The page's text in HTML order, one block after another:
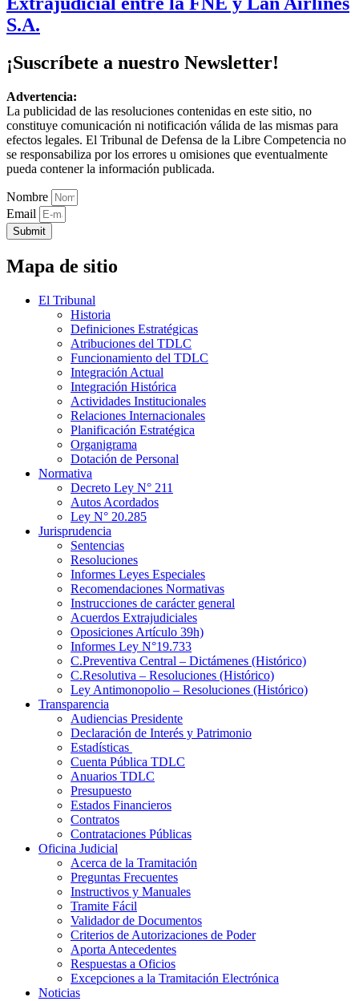
S.A.
¡Suscríbete a nuestro Newsletter!
Advertencia:
La publicidad de las resoluciones contenidas en este sitio, no
constituye comunicación ni notificación válida de las mismas para
efectos legales. El Tribunal de Defensa de la Libre Competencia no
se responsabiliza por los errores u omisiones que eventualmente
pueda contener la información publicada.
Nombre
Email
Submit
Mapa de sitio
El Tribunal
Historia
Definiciones Estratégicas
Atribuciones del TDLC
Funcionamiento del TDLC
Integración Actual
Integración Histórica
Actividades Institucionales
Relaciones Internacionales
Planificación Estratégica
Organigrama
Dotación de Personal
Normativa
Decreto Ley N° 211
Autos Acordados
Ley N° 20.285
Jurisprudencia
Sentencias
Resoluciones
Informes Leyes Especiales
Recomendaciones Normativas
Instrucciones de carácter general
Acuerdos Extrajudiciales
Oposiciones Artículo 39h)
Informes Ley N°19.733
C.Preventiva Central – Dictámenes (Histórico)
C.Resolutiva – Resoluciones (Histórico)
Ley Antimonopolio – Resoluciones (Histórico)
Transparencia
Audiencias Presidente
Declaración de Interés y Patrimonio
Estadísticas
Cuenta Pública TDLC
Anuarios TDLC
Presupuesto
Estados Financieros
Contratos
Contrataciones Públicas
Oficina Judicial
Acerca de la Tramitación
Preguntas Frecuentes
Instructivos y Manuales
Tramite Fácil
Validador de Documentos
Criterios de Autorizaciones de Poder
Aporta Antecedentes
Respuestas a Oficios
Excepciones a la Tramitación Electrónica
Noticias